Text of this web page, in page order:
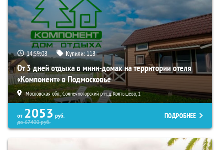
14:59:06 Купили: 118
От 3 дней отдыха в мини-домах на территории отеля
«Компонент» в Подмосковье
Московская обл., Солнечногорский р-н, д. Колтышево, 1
от 2053 руб.
до67400руб.
ПОДРОБНЕЕ